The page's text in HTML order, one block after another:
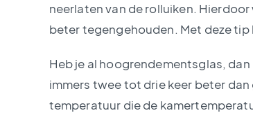
neerlaten van de rolluiken.
beter tegengehouden. Met deze
Heb je al hoogrendementsglas,
immers twee tot drie keer beter
temperatuur die de